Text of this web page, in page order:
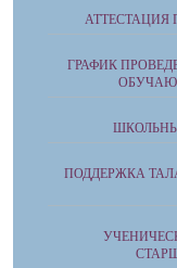
АТТЕСТАЦИЯ
ГРАФИК
ПОДДЕРЖКА